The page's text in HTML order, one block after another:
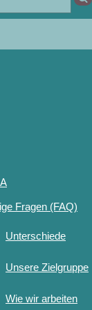
Fragen (FAQ)
Unterschiede
Unsere Zielgruppe
Wie wir arbeiten